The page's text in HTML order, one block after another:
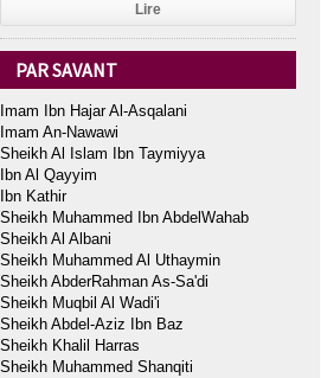
Lire
PAR SAVANT
Imam Ibn Hajar Al-Asqalani
Imam An-Nawawi
Sheikh Al Islam Ibn Taymiyya
Ibn Al Qayyim
Ibn Kathir
Sheikh Muhammed Ibn AbdelWahab
Sheikh Al Albani
Sheikh Muhammed Al Uthaymin
Sheikh AbderRahman As-Sa'di
Sheikh Muqbil Al Wadi'i
Sheikh Abdel-Aziz Ibn Baz
Sheikh Khalil Harras
Sheikh Muhammed Shanqiti